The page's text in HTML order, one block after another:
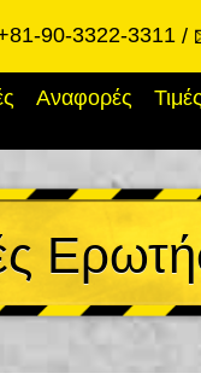
90-3322-3311
Αναφορές Τιμές